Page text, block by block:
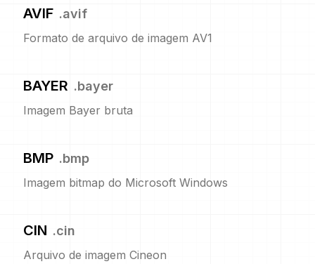
AVIF .avif
Formato de arquivo de imagem AV1
BAYER .bayer
Imagem Bayer bruta
BMP .bmp
Imagem bitmap do Microsoft Windows
CIN .cin
Arquivo de imagem Cineon